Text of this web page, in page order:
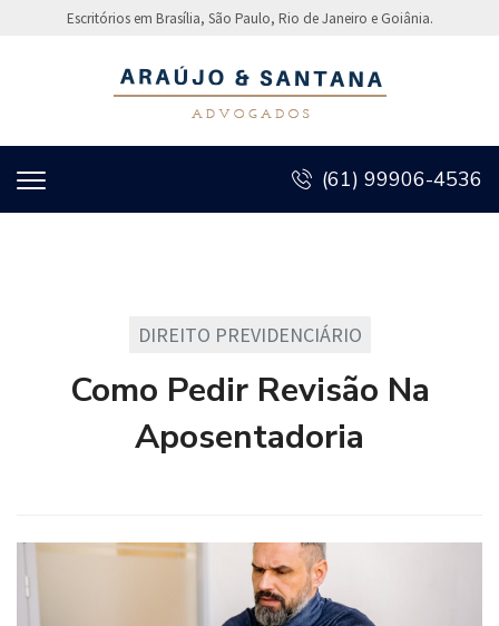
Escritórios em Brasília, São Paulo, Rio de Janeiro e Goiânia.
(61) 99906-4536
DIREITO PREVIDENCIÁRIO
Como Pedir Revisão Na
Aposentadoria